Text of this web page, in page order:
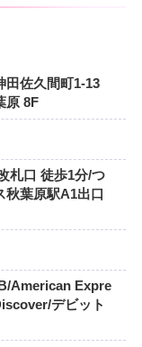
田佐久間町1-13
原 8F
札口 徒歩1分/つ
秋葉原駅A1出口
American Expre
デビット